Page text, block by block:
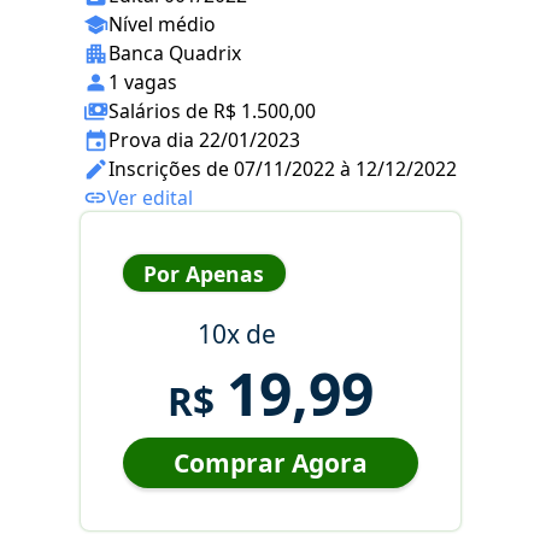
Nível médio
Banca Quadrix
1 vagas
Salários de R$ 1.500,00
Prova dia 22/01/2023
Inscrições de 07/11/2022 à 12/12/2022
Ver edital
Por Apenas
10x de
R$ 19,99
Comprar Agora